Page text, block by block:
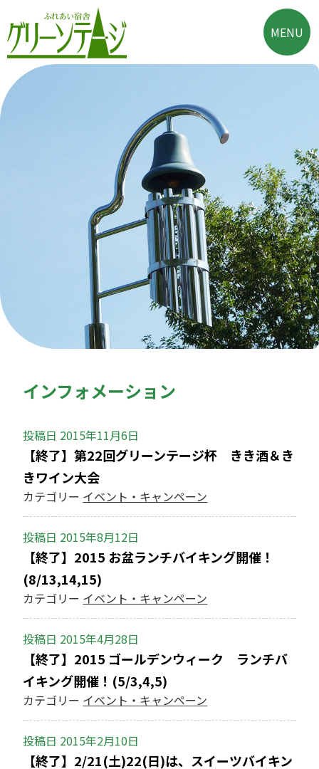
to
content
ふれあい宿舎 グリー
ンテージ
大自然に囲まれた酪農
郷の宿泊施設
MENU
インフォメーション
投稿日 2015年11月6日
【終了】第22回グリーンテージ杯 きき酒＆き
きワイン大会
カテゴリー イベント・キャンペーン
投稿日 2015年8月12日
【終了】2015 お盆ランチバイキング開催！
(8/13,14,15)
カテゴリー イベント・キャンペーン
投稿日 2015年4月28日
【終了】2015 ゴールデンウィーク ランチバ
イキング開催！(5/3,4,5)
カテゴリー イベント・キャンペーン
投稿日 2015年2月10日
【終了】2/21(土)22(日)は、スイーツバイキン